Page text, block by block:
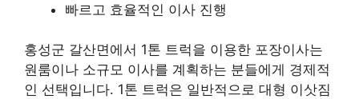
빠르고 효율적인 이사 진행
홍성군 갈산면에서 1톤 트럭을 이용한 포장이사는
원룸이나 소규모 이사를 계획하는 분들에게 경제적
인 선택입니다. 1톤 트럭은 일반적으로 대형 이삿짐